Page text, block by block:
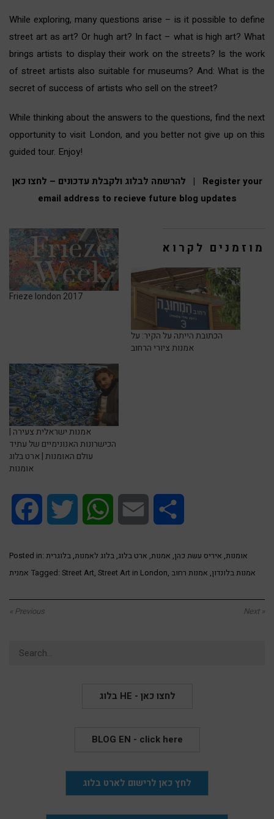
While exploring, many questions arise – is it possible to define
street art as art? Or hugh art? In fact – what is high art? What
brings artists to display their work on the streets? Is the work
of street artists also suitable for museums? And: What is the
secret of success of artists who sell on the street?
While thinking about the answers to the questions, find the next
opportunity to visit London, and you better not give up on this
guided tour. Enjoy!
להרשמה לבלוג ולקבלת עדכונים – לחצו כאן | Register your
email address to recieve future blog updates
מוזמנים לקרוא
Frieze london 2017
הכתובת הייתה על הקיר: על
אמנות ציורי הרחוב
אמנות ישראלית צעירה |
הכישרונות האנונימיים של עתיד
עולם האומנות | ארט בלוג
אומנות
Facebook Twitter WhatsApp Email
Posted in: אומנות, איריס עשת כהן, אמנות, ארט בלוג, בלוג לאמנות, בלוגרית
אמנית Tagged: Street Art, Street Art in London, אמנות בלונדון, אמנות רחוב
« Previous Next »
Search
בלוג HE - לחצו כאן
BLOG EN - click here
לחץ כאן לרישום לארט בלוג